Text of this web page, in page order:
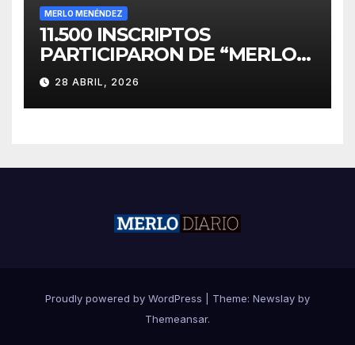
MERLO MENÉNDEZ
11.500 INSCRIPTOS
PARTICIPARON DE “MERLO
CORRE POR MALVINAS”
28 ABRIL, 2026
Proudly powered by WordPress Theme: Newslay by
Themeansar.